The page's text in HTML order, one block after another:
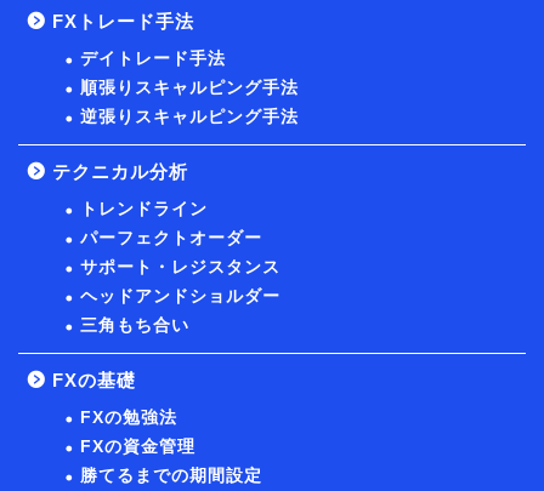
FXトレード手法
デイトレード手法
順張りスキャルピング手法
逆張りスキャルピング手法
テクニカル分析
トレンドライン
パーフェクトオーダー
サポート・レジスタンス
ヘッドアンドショルダー
三角もち合い
FXの基礎
FXの勉強法
FXの資金管理
勝てるまでの期間設定